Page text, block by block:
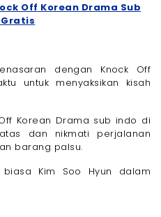
Off Korean Drama Sub
dengan Knock Off
untuk menyaksikan kisah
Korean Drama sub indo di
dan nikmati perjalanan
barang palsu.
Kim Soo Hyun dalam